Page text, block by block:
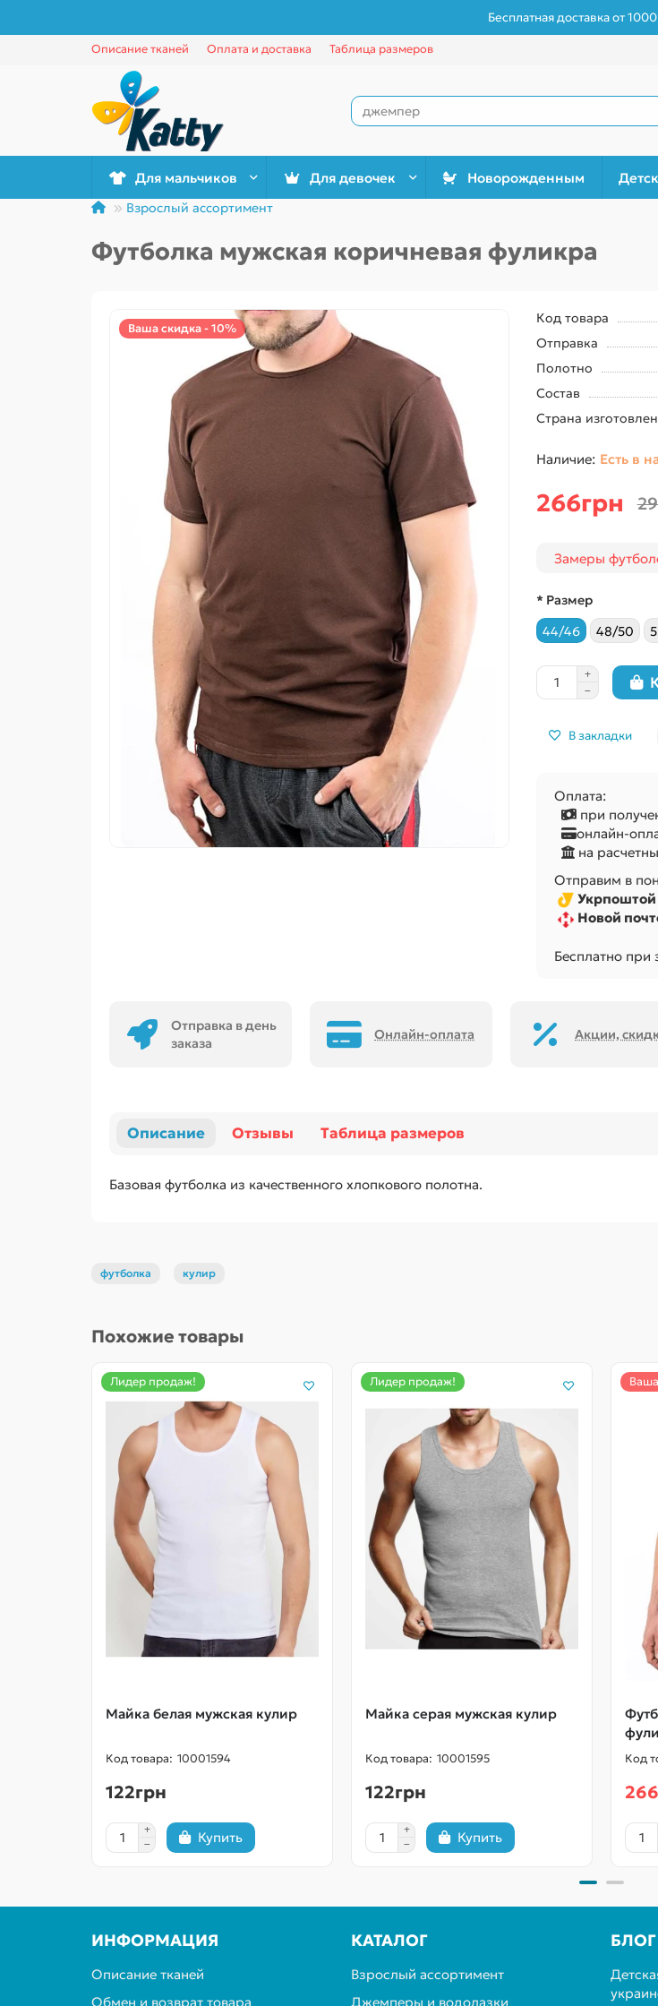
Бесплатная доставка от
Описание тканей Оплата и доставка Таблица размеров
Для мальчиков Для девочек Новорожденным
Взрослый ассортимент
Футболка мужская коричневая фуликра
Ваша скидка - 10%
Код товара
Отправка
Полотно
Состав
Страна
Есть в
266грн
Замеры
* Размер
44/46
48/50
В закладки
Оплата:
при
онлайн-
на
Отправим в
Укрпоштой
Новой
Бесплатно при
Отправка в день
заказа
Онлайн-оплата Акции,
Описание Отзывы Таблица размеров
Базовая футболка из качественного хлопкового полотна.
футболка кулир
Похожие товары
Лидер продаж!
Майка белая мужская кулир
10001594
122грн
Купить
Лидер продаж!
Майка серая мужская кулир
10001595
122грн
Купить
ИНФОРМАЦИЯ
Описание тканей
Обмен и возврат товара
КАТАЛОГ
Взрослый ассортимент
Джемперы и водолазки
БЛОГ